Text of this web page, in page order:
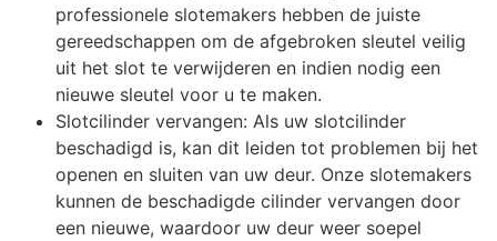
professionele slotemakers hebben de juiste
gereedschappen om de afgebroken sleutel veilig
uit het slot te verwijderen en indien nodig een
nieuwe sleutel voor u te maken.
Slotcilinder vervangen: Als uw slotcilinder
beschadigd is, kan dit leiden tot problemen bij het
openen en sluiten van uw deur. Onze slotemakers
kunnen de beschadigde cilinder vervangen door
een nieuwe, waardoor uw deur weer soepel